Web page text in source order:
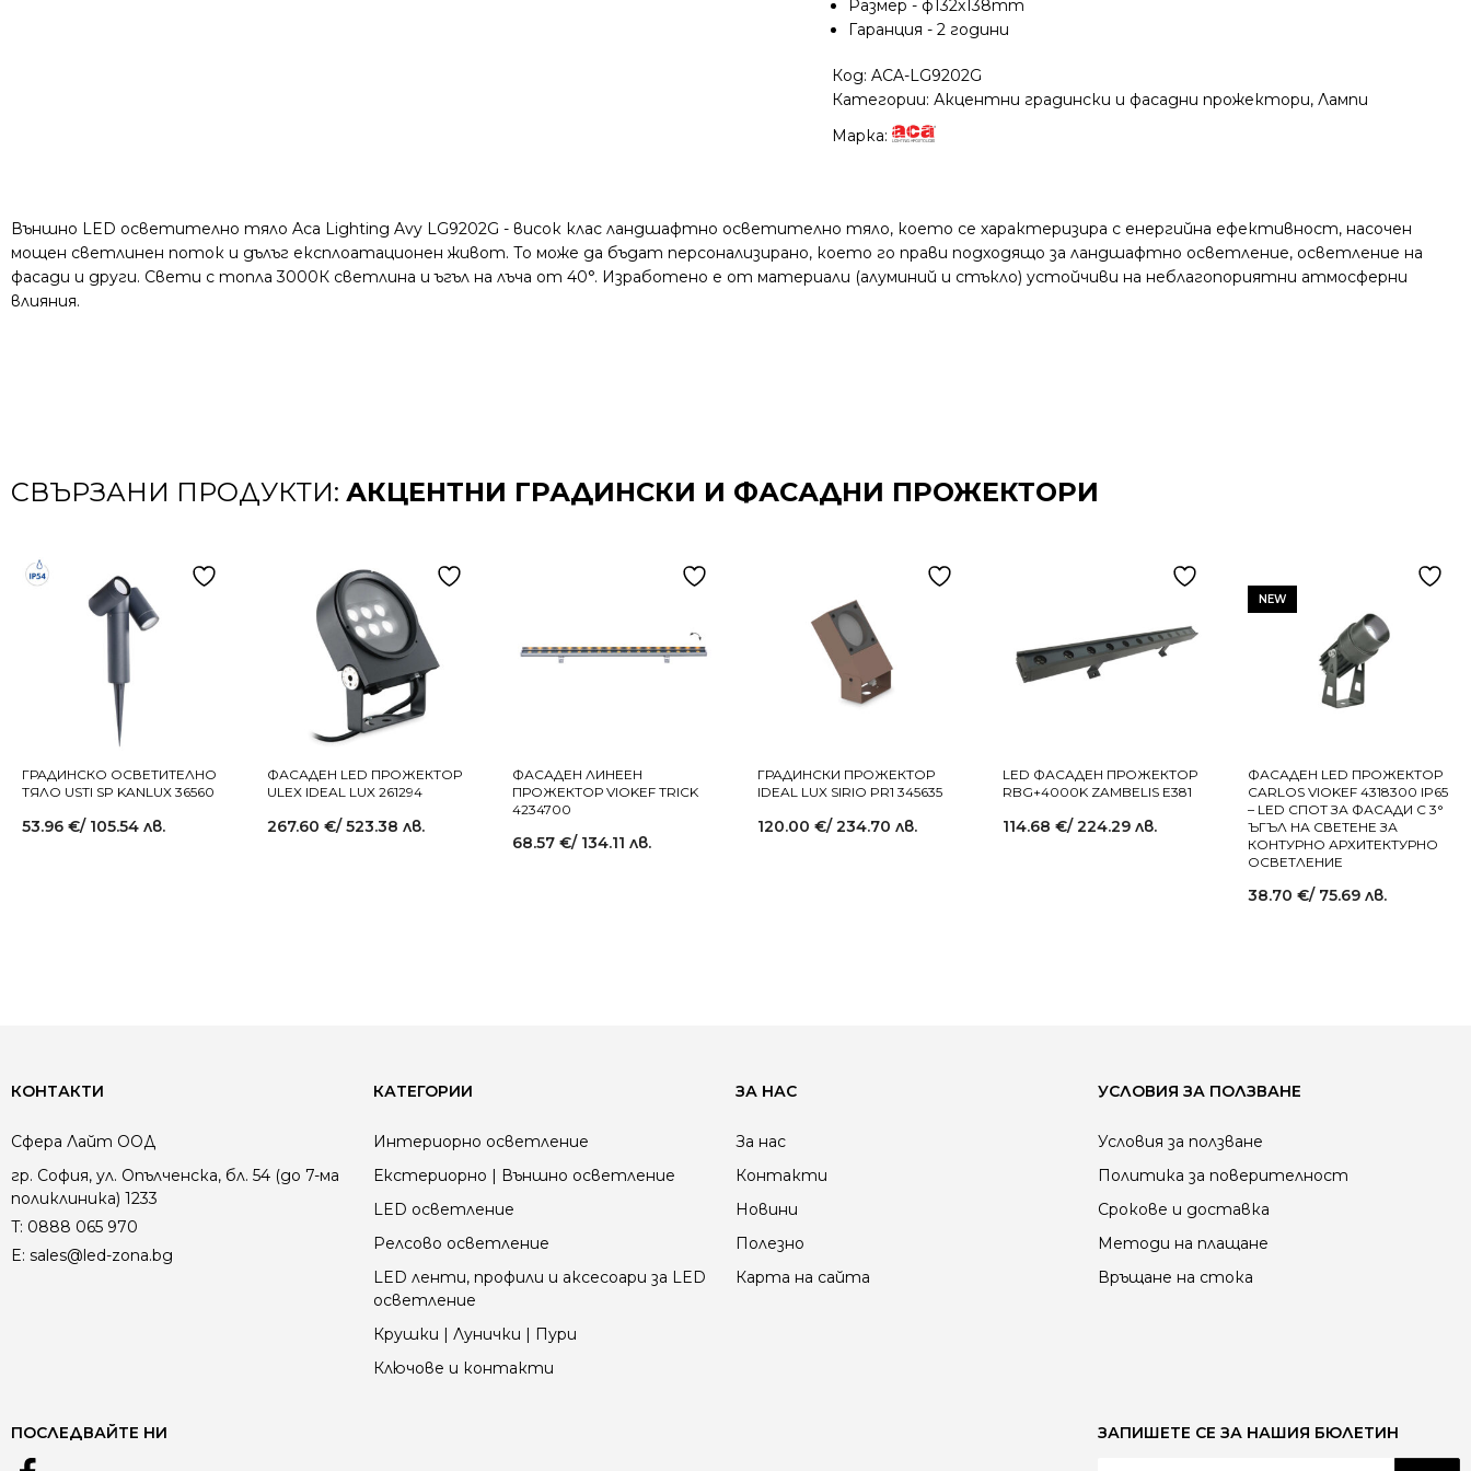
Размер - ф132x138mm
Гаранция - 2 години
Код: ACA-LG9202G
Категории: Акцентни градински и фасадни прожектори, Лампи
Марка:
Външно LED осветително тяло Aca Lighting Avy LG9202G - висок клас ландшафтно осветително тяло, което се характеризира с енергийна ефективност, насочен
мощен светлинен поток и дълъг експлоатационен живот. То може да бъдат персонализирано, което го прави подходящо за ландшафтно осветление, осветление на
фасади и други. Свети с топла 3000К светлина и ъгъл на лъча от 40°. Изработено е от материали (алуминий и стъкло) устойчиви на неблагопориятни атмосферни
влияния.
СВЪРЗАНИ ПРОДУКТИ: АКЦЕНТНИ ГРАДИНСКИ И ФАСАДНИ ПРОЖЕКТОРИ
ГРАДИНСКО ОСВЕТИТЕЛНО
ТЯЛО USTI SP KANLUX 36560
53.96 €/ 105.54 лв.
ФАСАДЕН LED ПРОЖЕКТОР
ULEX IDEAL LUX 261294
267.60 €/ 523.38 лв.
ФАСАДЕН ЛИНЕЕН
ПРОЖЕКТОР VIOKEF TRICK
4234700
68.57 €/ 134.11 лв.
ГРАДИНСКИ ПРОЖЕКТОР
IDEAL LUX SIRIO PR1 345635
120.00 €/ 234.70 лв.
LED ФАСАДЕН ПРОЖЕКТОР
RBG+4000K ZAMBELIS E381
114.68 €/ 224.29 лв.
NEW
ФАСАДЕН LED ПРОЖЕКТОР
CARLOS VIOKEF 4318300 IP65
– LED СПОТ ЗА ФАСАДИ С 3°
ЪГЪЛ НА СВЕТЕНЕ ЗА
КОНТУРНО АРХИТЕКТУРНО
ОСВЕТЛЕНИЕ
38.70 €/ 75.69 лв.
КОНТАКТИ
Сфера Лайт ООД
гр. София, ул. Опълченска, бл. 54 (до 7-ма
поликлиника) 1233
T: 0888 065 970
E: sales@led-zona.bg
КАТЕГОРИИ
Интериорно осветление
Екстериорно | Външно осветление
LED осветление
Релсово осветление
LED ленти, профили и аксесоари за LED
осветление
Крушки | Лунички | Пури
Ключове и контакти
ЗА НАС
За нас
Контакти
Новини
Полезно
Карта на сайта
УСЛОВИЯ ЗА ПОЛЗВАНЕ
Условия за ползване
Политика за поверителност
Срокове и доставка
Методи на плащане
Връщане на стока
ПОСЛЕДВАЙТЕ НИ ЗАПИШЕТЕ СЕ ЗА НАШИЯ БЮЛЕТИН